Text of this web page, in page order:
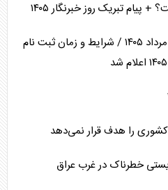
جدیدترین پیش فروش سایپا مرداد ۱۴۰۵ / شرایط و زمان ثبت نام
کشوری را هدف قرار نمی‌دهد
خطرناک در غرب عراق